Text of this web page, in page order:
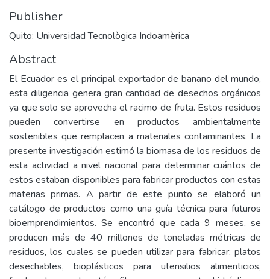
Publisher
Quito: Universidad Tecnològica Indoamèrica
Abstract
El Ecuador es el principal exportador de banano del mundo,
esta diligencia genera gran cantidad de desechos orgánicos
ya que solo se aprovecha el racimo de fruta. Estos residuos
pueden convertirse en productos ambientalmente
sostenibles que remplacen a materiales contaminantes. La
presente investigación estimó la biomasa de los residuos de
esta actividad a nivel nacional para determinar cuántos de
estos estaban disponibles para fabricar productos con estas
materias primas. A partir de este punto se elaboró un
catálogo de productos como una guía técnica para futuros
bioemprendimientos. Se encontró que cada 9 meses, se
producen más de 40 millones de toneladas métricas de
residuos, los cuales se pueden utilizar para fabricar: platos
desechables, bioplásticos para utensilios alimenticios,